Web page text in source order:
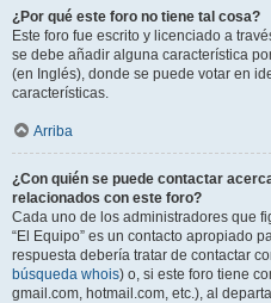
¿Por qué este foro no tiene tal cosa?
Este foro fue escrito y licenciado a
se debe añadir alguna característica
(en Inglés), donde se puede votar en
características.
Arriba
¿Con quién se puede contactar
relacionados con este foro?
Cada uno de los administradores que
“El Equipo” es un contacto apropiado
respuesta debería tratar de contactar
búsqueda whois) o, si este foro tiene
gmail.com, hotmail.com, etc.), al